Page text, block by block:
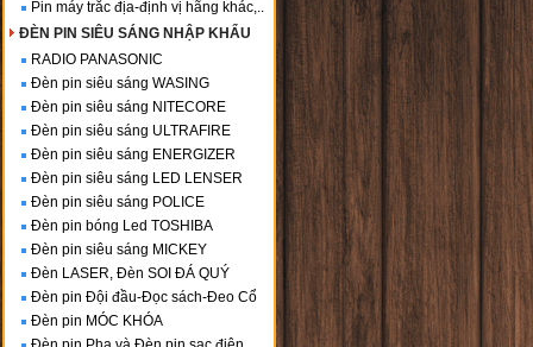
Pin máy trắc địa-định vị hãng khác,..
ĐÈN PIN SIÊU SÁNG NHẬP KHẨU
RADIO PANASONIC
Đèn pin siêu sáng WASING
Đèn pin siêu sáng NITECORE
Đèn pin siêu sáng ULTRAFIRE
Đèn pin siêu sáng ENERGIZER
Đèn pin siêu sáng LED LENSER
Đèn pin siêu sáng POLICE
Đèn pin bóng Led TOSHIBA
Đèn pin siêu sáng MICKEY
Đèn LASER, Đèn SOI ĐÁ QUÝ
Đèn pin Đội đầu-Đọc sách-Đeo Cổ
Đèn pin MÓC KHÓA